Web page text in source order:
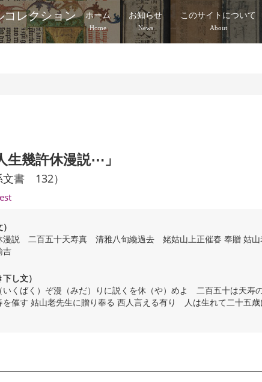
コレクション ホーム
Home
お知らせ
News
このサイトについて
About
生幾許休漫説⋯」
文書 132）
漫説 二百五十天寿真 清雅八旬纔過去 姥姑山上正催春 奉贈 姑山
し文）
いくばく）ぞ漫（みだ）りに説くを休（や）めよ 二百五十は天
を催す 姑山老先生に贈り奉る 西人言える有り 人は生れて二十五